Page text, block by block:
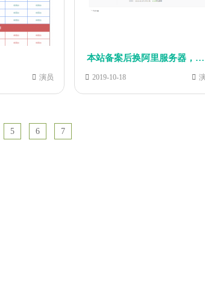
演员
本站备案后换阿里服务器，重新开始！
2019-10-18
5 6 7